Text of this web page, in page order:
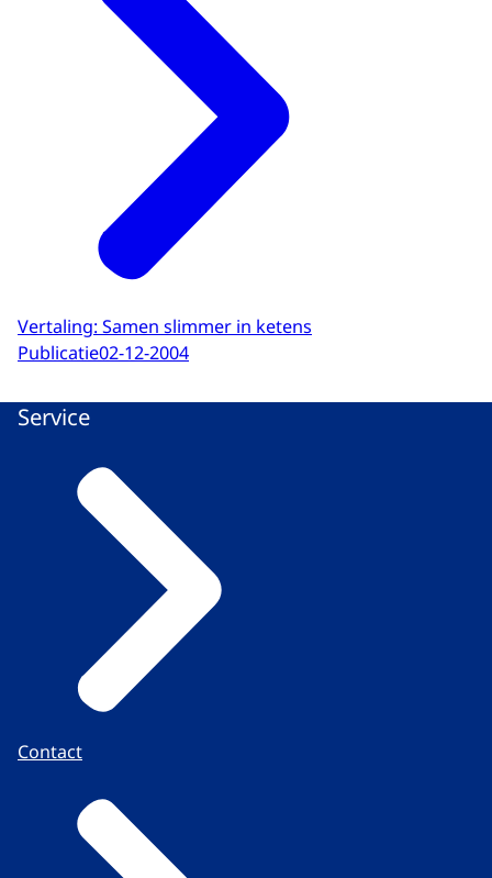
Vertaling: Samen slimmer in ketens
Publicatie02-12-2004
Service
Contact